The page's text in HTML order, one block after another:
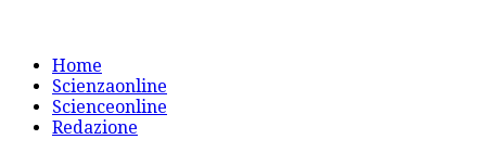
Home
Scienzaonline
Scienceonline
Redazione